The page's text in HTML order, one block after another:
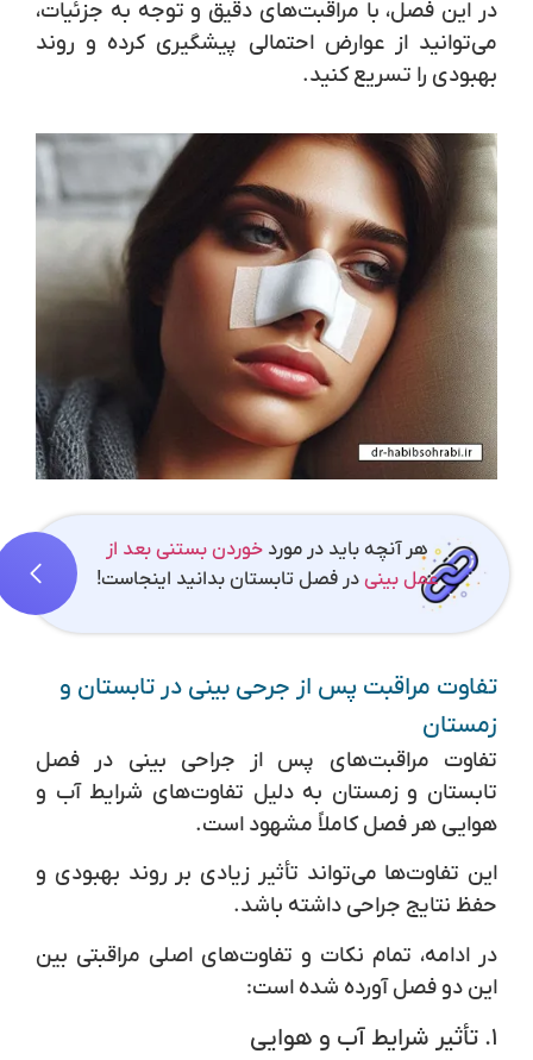
در این فصل، با مراقبت‌های دقیق و توجه به جزئیات،
می‌توانید از عوارض احتمالی پیشگیری کرده و روند
بهبودی را تسریع کنید.
هر آنچه باید در مورد خوردن بستنی بعد از
عمل بینیدر فصل تابستان بدانید اینجاست!
تفاوت مراقبت‌ پس از جرحی بینی در تابستان و
زمستان
تفاوت مراقبت‌های پس از جراحی بینی در فصل
تابستان و زمستان به دلیل تفاوت‌های شرایط آب و
هوایی هر فصل کاملاً مشهود است.
این تفاوت‌ها می‌تواند تأثیر زیادی بر روند بهبودی و
حفظ نتایج جراحی داشته باشد.
در ادامه، تمام نکات و تفاوت‌های اصلی مراقبتی بین
این دو فصل آورده شده است: